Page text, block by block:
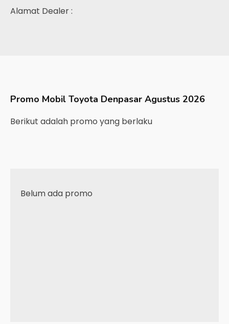
Alamat Dealer :
Promo Mobil Toyota Denpasar Agustus 2026
Berikut adalah promo yang berlaku
Belum ada promo